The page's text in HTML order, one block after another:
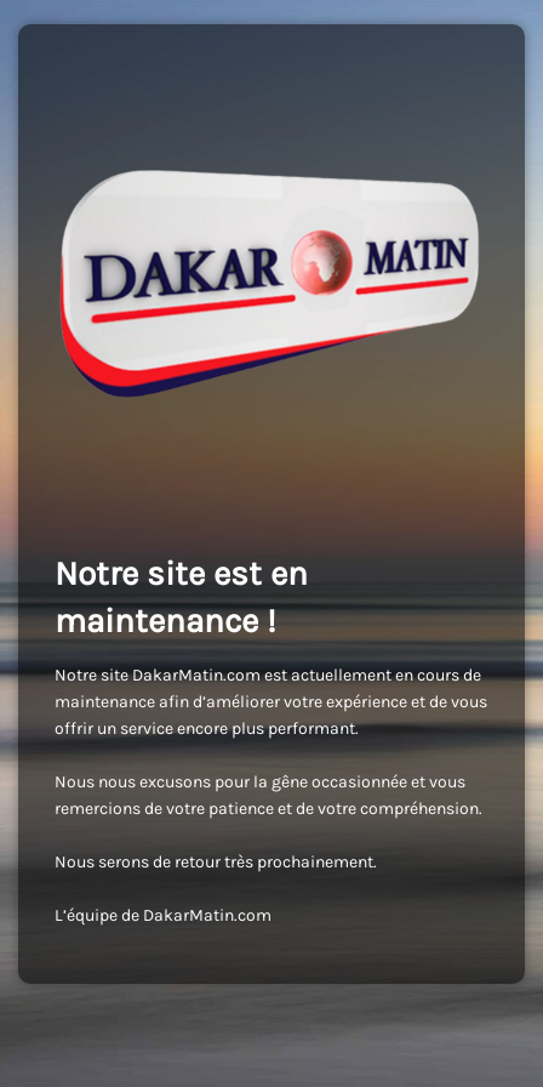
Notre site est en
maintenance !
Notre site DakarMatin.com est actuellement en cours de
maintenance afin d’améliorer votre expérience et de vous
offrir un service encore plus performant.
Nous nous excusons pour la gêne occasionnée et vous
remercions de votre patience et de votre compréhension.
Nous serons de retour très prochainement.
L’équipe de DakarMatin.com